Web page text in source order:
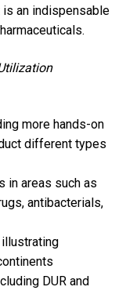
is an indispensable
more hands-on
different types
in areas such as
antibacterials,
DUR and